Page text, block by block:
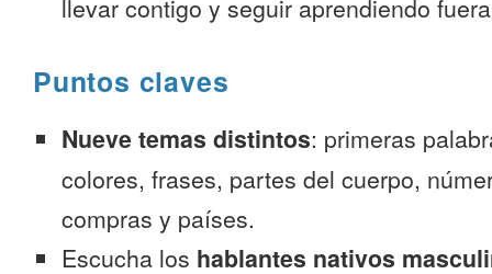
llevar contigo y seguir aprendiendo
Puntos claves
Nueve temas distintos: primeras
colores, frases, partes del cuerpo,
compras y países.
Escucha los hablantes nativos